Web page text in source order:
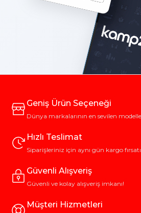
Geniş Ürün Seçeneği
Dünya markalarının en sevilen
Hızlı Teslimat
Siparişleriniz için aynı gün kargo
Güvenli Alışveriş
Güvenli ve kolay alışveriş imkanı!
Müşteri Hizmetleri